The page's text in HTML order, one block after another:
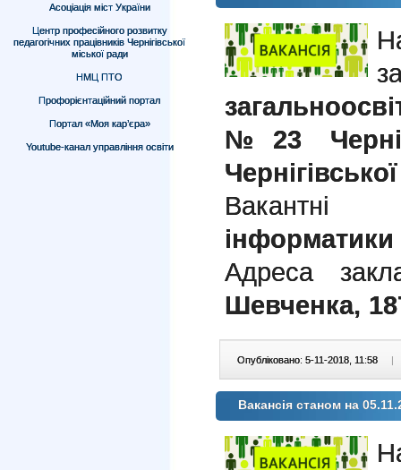
Асоціація міст України
Центр професійного розвитку
педагогічних працівників Чернігівської
міської ради
НМЦ ПТО
Профорієнтаційний портал
Портал «Моя кар’єра»
Youtube-канал управління освіти
№23
Вакантні
Адреса
Шевченка,
Опубліковано: 5-11-2018, 11:58 |
Вакансія станом на